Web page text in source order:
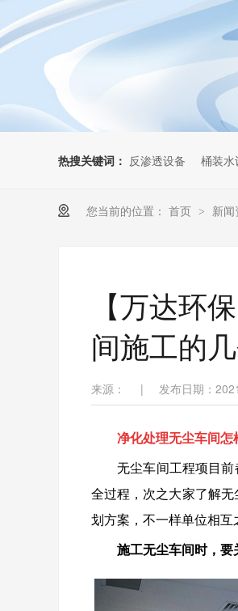
热搜关键词： 反渗透设备 桶装水
您当前的位置： 首页 > 新
【万达环
间施工的
来源： | 发布日期：
净化处理无尘车间怎
无尘车间工程项目
全过程，次之大家了解
划方案，不一样单位相
施工无尘车间时，要